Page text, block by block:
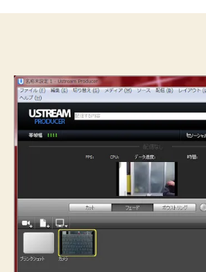
る
の
軽
め
な
３
つ